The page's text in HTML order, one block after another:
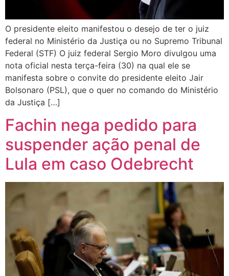
O presidente eleito manifestou o desejo de ter o juiz
federal no Ministério da Justiça ou no Supremo Tribunal
Federal (STF) O juiz federal Sergio Moro divulgou uma
nota oficial nesta terça-feira (30) na qual ele se
manifesta sobre o convite do presidente eleito Jair
Bolsonaro (PSL), que o quer no comando do Ministério
da Justiça […]
Fachin nega pedido para
suspender ação penal de
Lula em caso Odebrecht